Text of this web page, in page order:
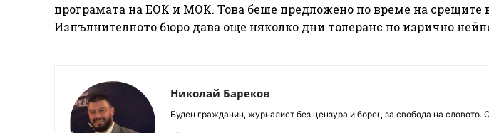
програмата на ЕОК и МОК. Това беше предложено по време на срещите
Изпълнителното бюро дава още няколко дни толеранс по изрично
Николай Бареков
Буден гражданин, журналист без цензура и борец за свобода на словото.